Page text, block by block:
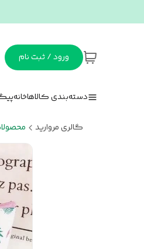
ورود / ثبت نام
دسته‌بندی کالاهاخانه
گالری مروارید